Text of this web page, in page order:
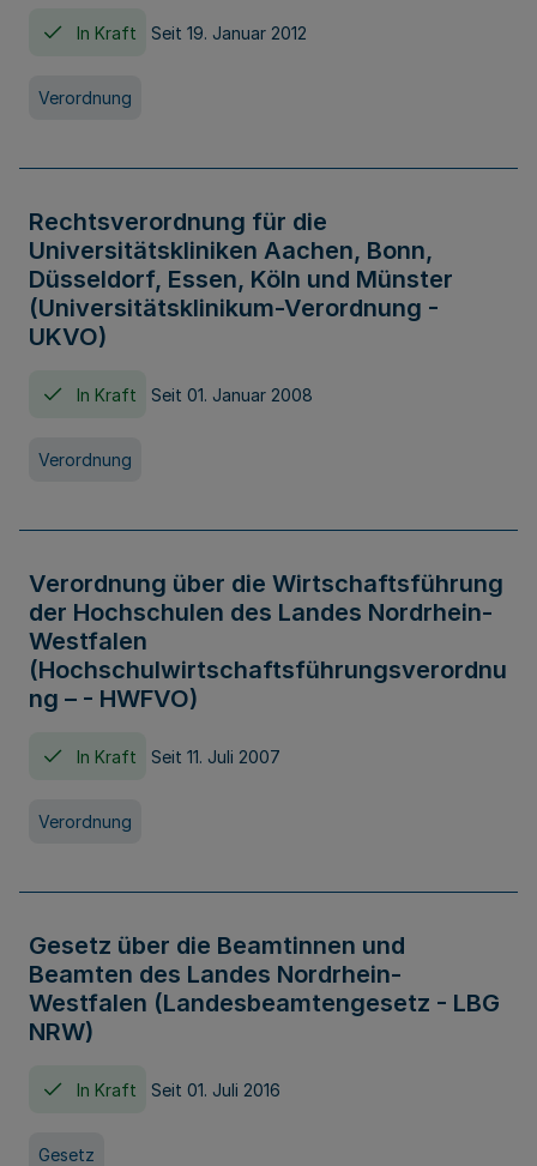
In Kraft Seit 19. Januar 2012
Verordnung
Rechtsverordnung für die
Universitätskliniken Aachen, Bonn,
Düsseldorf, Essen, Köln und Münster
(Universitätsklinikum-Verordnung -
UKVO)
In Kraft Seit 01. Januar 2008
Verordnung
Verordnung über die Wirtschaftsführung
der Hochschulen des Landes Nordrhein-
Westfalen
(Hochschulwirtschaftsführungsverordnu
ng – - HWFVO)
In Kraft Seit 11. Juli 2007
Verordnung
Gesetz über die Beamtinnen und
Beamten des Landes Nordrhein-
Westfalen (Landesbeamtengesetz - LBG
NRW)
In Kraft Seit 01. Juli 2016
Gesetz